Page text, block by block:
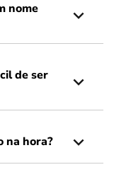
nome
de ser
na hora?